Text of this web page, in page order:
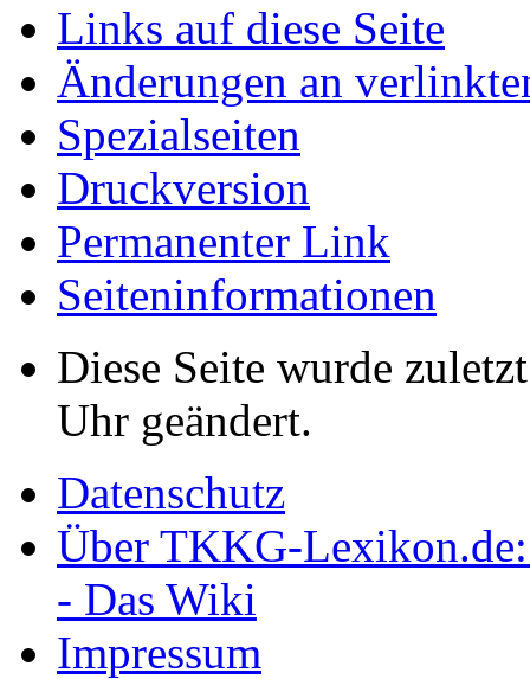
Links auf diese Seite
Änderungen an
Spezialseiten
Druckversion
Permanenter Link
Seiten­informationen
Diese Seite wurde
Uhr geändert.
Datenschutz
Über TKKG-
- Das Wiki
Impressum